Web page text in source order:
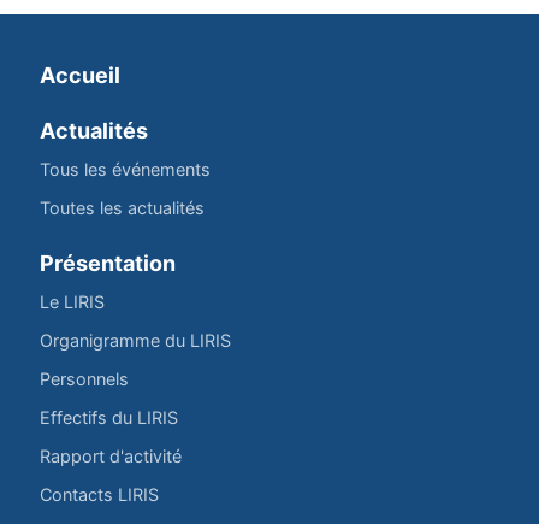
Accueil
Actualités
Tous les événements
Toutes les actualités
Présentation
Le LIRIS
Organigramme du LIRIS
Personnels
Effectifs du LIRIS
Rapport d'activité
Contacts LIRIS